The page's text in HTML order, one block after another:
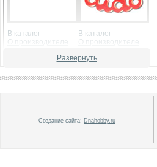
В каталог
О производителе
В каталог
О производителе
Развернуть
Создание сайта: Dnahobby.ru